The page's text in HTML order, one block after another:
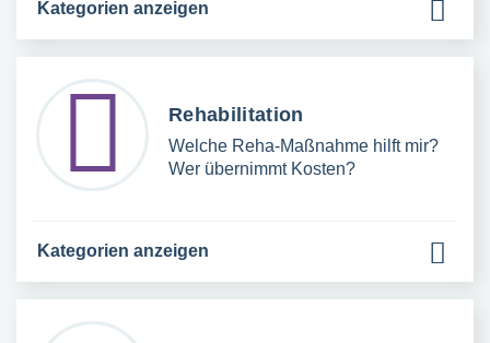
Kategorien anzeigen
Rehabilitation
Welche Reha-Maßnahme hilft mir?
Wer übernimmt Kosten?
Kategorien anzeigen